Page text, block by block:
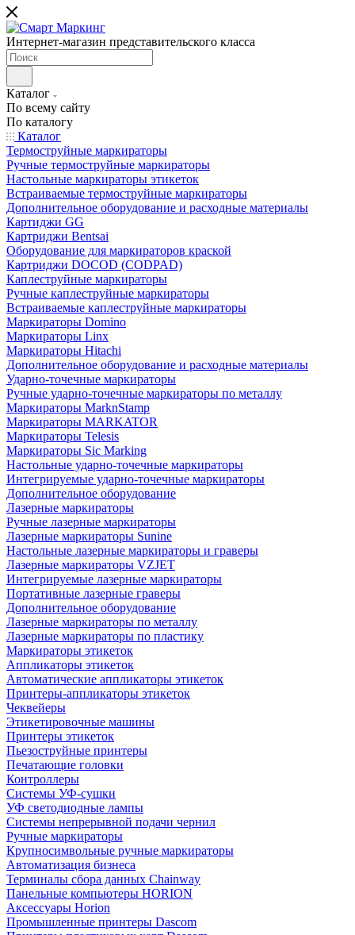
Интернет-магазин представительского класса
Каталог
По всему сайту
По каталогу
Каталог
Термоструйные маркираторы
Ручные термоструйные маркираторы
Настольные маркираторы этикеток
Встраиваемые термоструйные маркираторы
Дополнительное оборудование и расходные материалы
Картиджи GG
Картриджи Bentsai
Оборудование для маркираторов краской
Картриджи DOCOD (CODPAD)
Каплеструйные маркираторы
Ручные каплеструйные маркираторы
Встраиваемые каплеструйные маркираторы
Маркираторы Domino
Маркираторы Linx
Маркираторы Hitachi
Дополнительное оборудование и расходные материалы
Ударно-точечные маркираторы
Ручные ударно-точечные маркираторы по металлу
Маркираторы MarknStamp
Маркираторы MARKATOR
Маркираторы Telesis
Маркираторы Sic Marking
Настольные ударно-точечные маркираторы
Интегрируемые ударно-точечные маркираторы
Дополнительное оборудование
Лазерные маркираторы
Ручные лазерные маркираторы
Лазерные маркираторы Sunine
Настольные лазерные маркираторы и граверы
Лазерные маркираторы VZJET
Интегрируемые лазерные маркираторы
Портативные лазерные граверы
Дополнительное оборудование
Лазерные маркираторы по металлу
Лазерные маркираторы по пластику
Маркираторы этикеток
Аппликаторы этикеток
Автоматические аппликаторы этикеток
Принтеры-аппликаторы этикеток
Чеквейеры
Этикетировочные машины
Принтеры этикеток
Пьезоструйные принтеры
Печатающие головки
Контроллеры
Системы УФ-сушки
УФ светодиодные лампы
Системы непрерывной подачи чернил
Ручные маркираторы
Крупносимвольные ручные маркираторы
Автоматизация бизнеса
Терминалы сбора данных Chainway
Панельные компьютеры HORION
Аксессуары Horion
Промышленные принтеры Dascom